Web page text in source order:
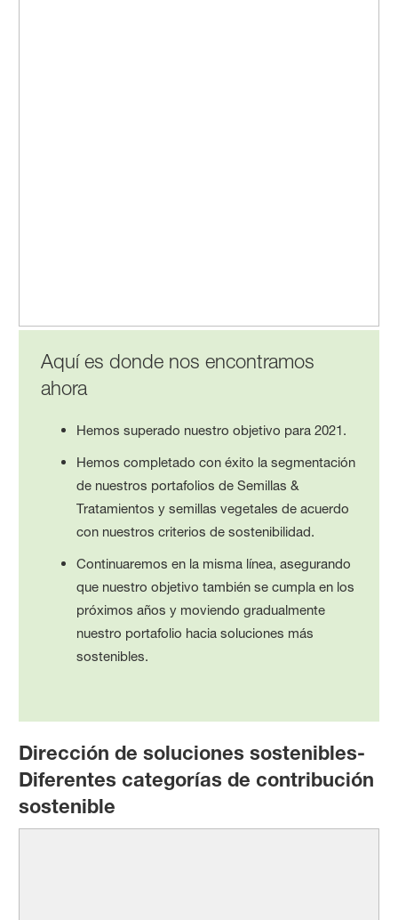
Aquí es donde nos encontramos
ahora
Hemos superado nuestro objetivo para 2021.
Hemos completado con éxito la segmentación
de nuestros portafolios de Semillas &
Tratamientos y semillas vegetales de acuerdo
con nuestros criterios de sostenibilidad.
Continuaremos en la misma línea, asegurando
que nuestro objetivo también se cumpla en los
próximos años y moviendo gradualmente
nuestro portafolio hacia soluciones más
sostenibles.
Dirección de soluciones sostenibles-
Diferentes categorías de contribución
sostenible